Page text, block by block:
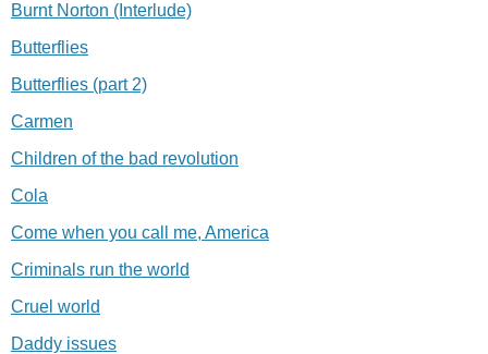
Burnt Norton (Interlude)
Butterflies
Butterflies (part 2)
Carmen
Children of the bad revolution
Cola
Come when you call me, America
Criminals run the world
Cruel world
Daddy issues